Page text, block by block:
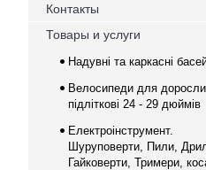
Контакты
Товары и услуги
Надувні та каркасні
Велосипеди для
підліткові 24 - 29 дюймів
Електроінструмент.
Шуруповерти, Пили,
Гайковерти, Тримери,